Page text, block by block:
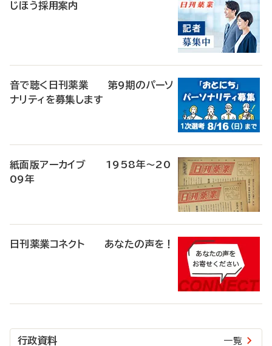
じほう採用案内
音で聴く日刊薬業 第9期のパーソ
ナリティを募集します
紙面版アーカイブ 1958年～20
09年
日刊薬業コネクト あなたの声を！
行政資料 一覧